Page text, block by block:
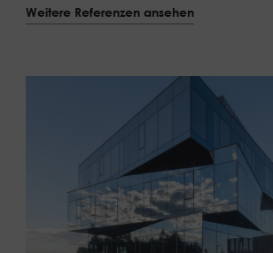
Weitere Referenzen ansehen